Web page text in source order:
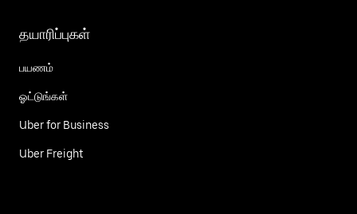
தயாரிப்புகள்
பயணம்
ஓட்டுங்கள்
Uber for Business
Uber Freight